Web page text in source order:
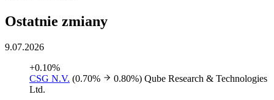
Ostatnie zmiany
9.07.2026
+0.10%
CSG N.V. (0.70% 0.80%) Qube Research & Technologies
Ltd.